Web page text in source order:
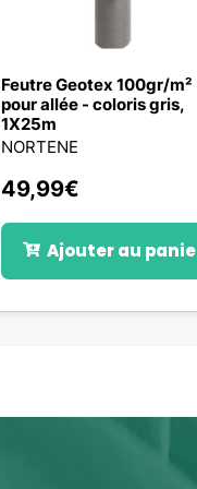
Feutre Geotex 100gr/m²
pour allée - coloris gris,
1X25m
NORTENE
49,99€
Ajouter au